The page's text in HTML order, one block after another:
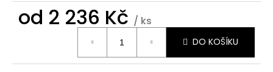
od 2 236 Kč / ks
DO KOŠÍKU
m